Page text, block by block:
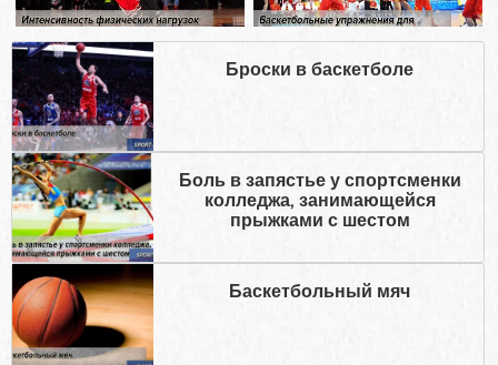
Броски в баскетболе
Боль в запястье у спортсменки
колледжа, занимающейся
прыжками с шестом
Баскетбольный мяч